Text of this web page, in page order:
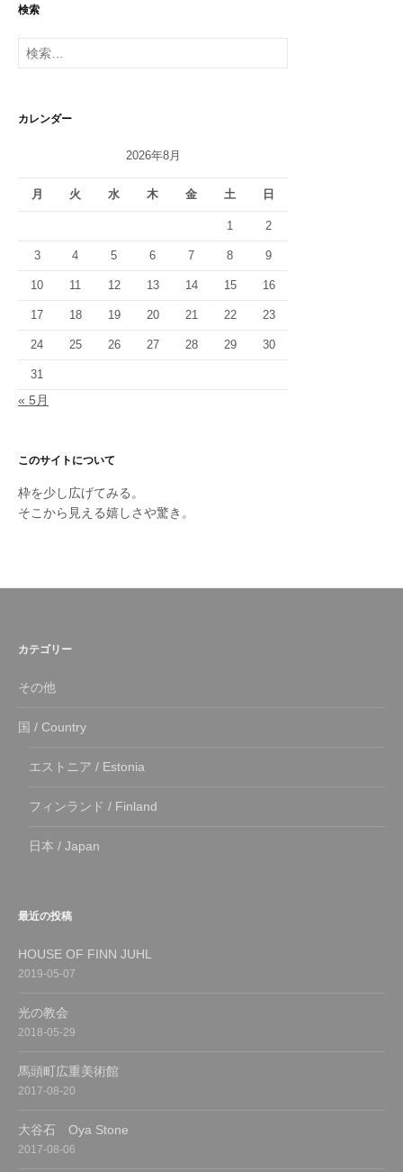
検索
検
索:
カレンダー
2026年8月
月 火 水 木 金 土 日
1 2
3 4 5 6 7 8 9
10 11 12 13 14 15 16
17 18 19 20 21 22 23
24 25 26 27 28 29 30
31
« 5月
このサイトについて
枠を少し広げてみる。
そこから見える嬉しさや驚き。
カテゴリー
その他
国 / Country
エストニア / Estonia
フィンランド / Finland
日本 / Japan
最近の投稿
HOUSE OF FINN JUHL
2019-05-07
光の教会
2018-05-29
馬頭町広重美術館
2017-08-20
大谷石 Oya Stone
2017-08-06